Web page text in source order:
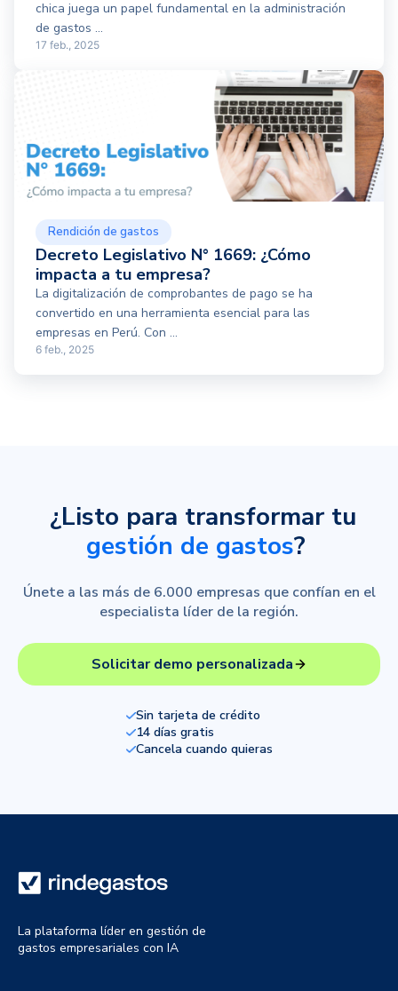
chica juega un papel fundamental en la administración
de gastos ...
17 feb., 2025
Rendición de gastos
Decreto Legislativo N° 1669: ¿Cómo
impacta a tu empresa?
La digitalización de comprobantes de pago se ha
convertido en una herramienta esencial para las
empresas en Perú. Con ...
6 feb., 2025
¿Listo para transformar tu
gestión de gastos?
Únete a las más de 6.000 empresas que confían en el
especialista líder de la región.
Solicitar demo personalizada
Sin tarjeta de crédito
14 días gratis
Cancela cuando quieras
La plataforma líder en gestión de
gastos empresariales con IA